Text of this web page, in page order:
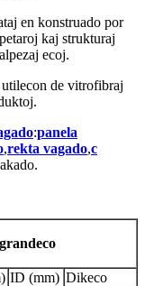
en konstruado por
kaj strukturaj
ecoj.
de vitrofibraj
:panela
,rekta vagado,c
ID (mm) Dikeco